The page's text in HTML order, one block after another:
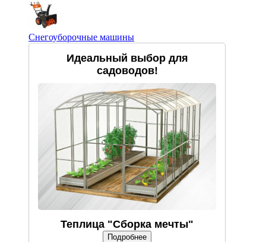
Снегоуборочные машины
Идеальный выбор для
садоводов!
Теплица "Сборка мечты"
Подробнее